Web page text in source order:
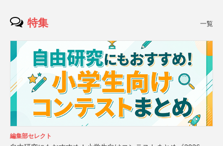
特集 一覧
編集部セレクト